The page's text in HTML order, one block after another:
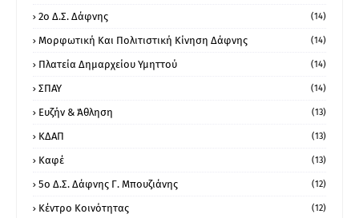
2ο Δ.Σ. Δάφνης (14)
Μορφωτική Και Πολιτιστική Κίνηση Δάφνης (14)
Πλατεία Δημαρχείου Υμηττού (14)
ΣΠΑΥ (14)
Ευζήν & Άθληση (13)
ΚΔΑΠ (13)
Καφέ (13)
5ο Δ.Σ. Δάφνης Γ. Μπουζιάνης (12)
Κέντρο Κοινότητας (12)